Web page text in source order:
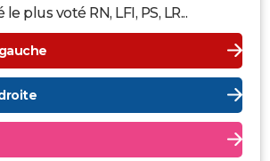
plus voté RN, LFI, PS, LR...